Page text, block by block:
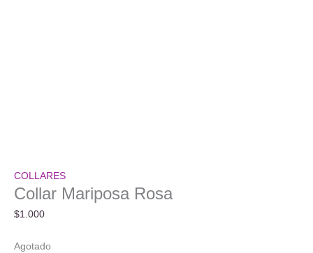
COLLARES
Collar Mariposa Rosa
$1.000
Agotado